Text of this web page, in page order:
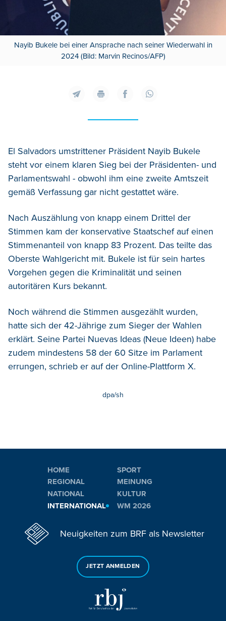
Nayib Bukele bei einer Ansprache nach seiner Wiederwahl in
2024 (Bild: Marvin Recinos/AFP)
El Salvadors umstrittener Präsident Nayib Bukele
steht vor einem klaren Sieg bei der Präsidenten- und
Parlamentswahl - obwohl ihm eine zweite Amtszeit
gemäß Verfassung gar nicht gestattet wäre.
Nach Auszählung von knapp einem Drittel der
Stimmen kam der konservative Staatschef auf einen
Stimmenanteil von knapp 83 Prozent. Das teilte das
Oberste Wahlgericht mit. Bukele ist für sein hartes
Vorgehen gegen die Kriminalität und seinen
autoritären Kurs bekannt.
Noch während die Stimmen ausgezählt wurden,
hatte sich der 42-Jährige zum Sieger der Wahlen
erklärt. Seine Partei Nuevas Ideas (Neue Ideen) habe
zudem mindestens 58 der 60 Sitze im Parlament
errungen, schrieb er auf der Online-Plattform X.
dpa/sh
HOME
REGIONAL
NATIONAL
INTERNATIONAL
SPORT
MEINUNG
KULTUR
WM 2026
Neuigkeiten zum BRF als Newsletter
JETZT ANMELDEN